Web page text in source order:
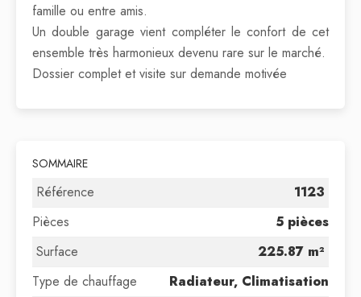
famille ou entre amis.
Un double garage vient compléter le confort de cet
ensemble très harmonieux devenu rare sur le marché.
Dossier complet et visite sur demande motivée
SOMMAIRE
Référence
1123
Pièces
5 pièces
Surface
225.87 m²
Type de chauffage
Radiateur, Climatisation